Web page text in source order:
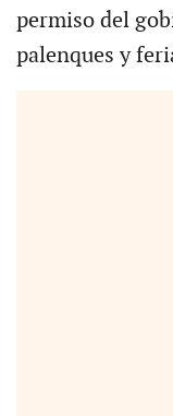
permiso del
palenques y